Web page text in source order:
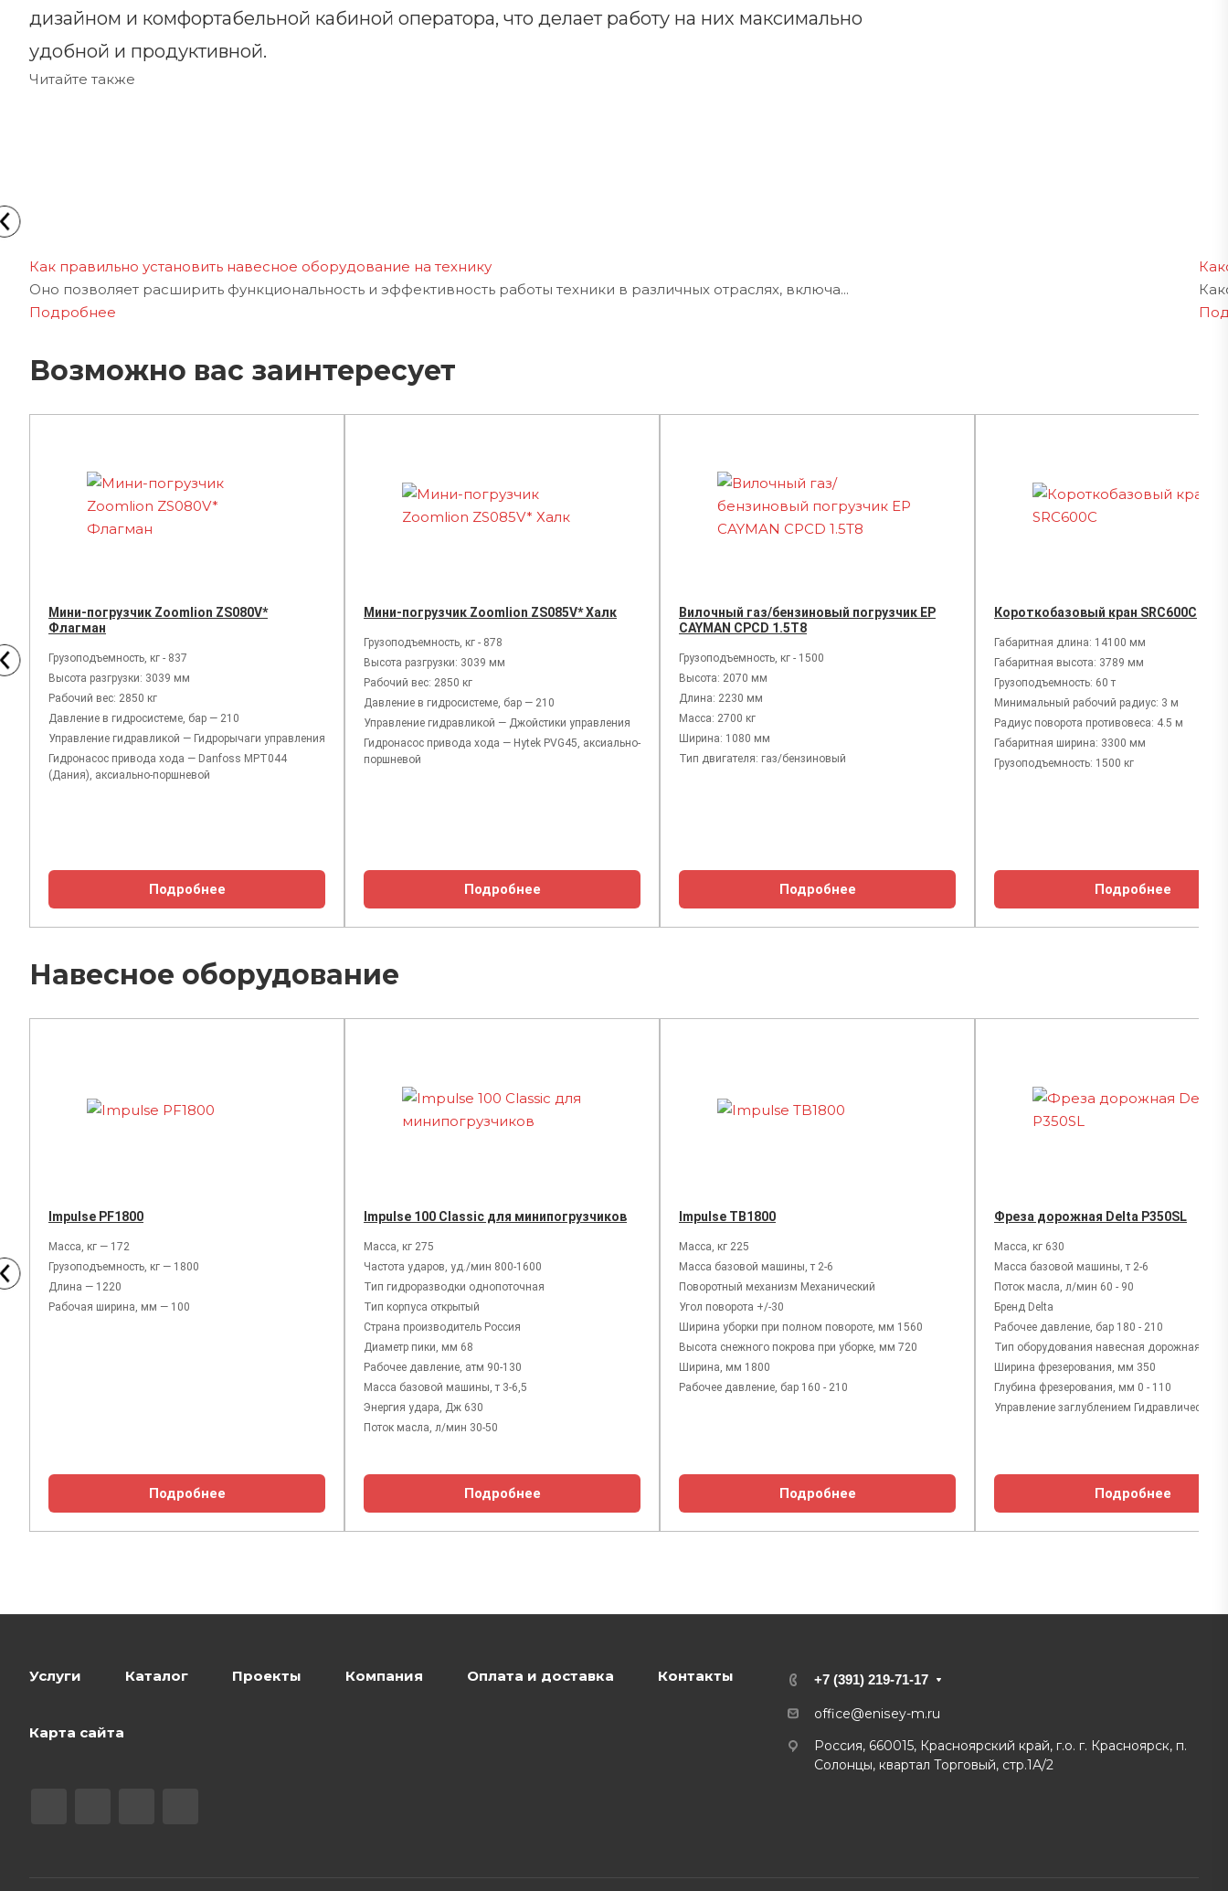
дизайном и комфортабельной кабиной оператора, что делает работу на них максимально
удобной и продуктивной.
Читайте также
Как правильно установить навесное оборудование на технику
Оно позволяет расширить функциональность и эффективность работы техники в различных отраслях, включа...
Подробнее
Возможно вас заинтересует
Мини-погрузчик Zoomlion ZS080V*
Флагман
Грузоподъемность, кг - 837
Высота разгрузки: 3039 мм
Рабочий вес: 2850 кг
Давление в гидросистеме, бар — 210
Управление гидравликой — Гидрорычаги управления
Гидронасос привода хода — Danfoss MPT044
(Дания), аксиально-поршневой
Подробнее
Мини-погрузчик Zoomlion ZS085V* Халк
Грузоподъемность, кг - 878
Высота разгрузки: 3039 мм
Рабочий вес: 2850 кг
Давление в гидросистеме, бар — 210
Управление гидравликой — Джойстики управления
Гидронасос привода хода — Hytek PVG45, аксиально-
поршневой
Подробнее
Вилочный газ/бензиновый погрузчик EP
CAYMAN CPCD 1.5T8
Грузоподъемность, кг - 1500
Высота: 2070 мм
Длина: 2230 мм
Масса: 2700 кг
Ширина: 1080 мм
Тип двигателя: газ/бензиновый
Подробнее
Короткобазовый кран SRC600C
Габаритная длина: 14100 мм
Габаритная высота: 3789 мм
Грузоподъемность: 60 т
Минимальный рабочий радиус: 3 м
Радиус поворота противовеса: 4.5 м
Габаритная ширина: 3300 мм
Грузоподъемность: 1500 кг
Подробнее
Навесное оборудование
Impulse PF1800
Масса, кг — 172
Грузоподъемность, кг — 1800
Длина — 1220
Рабочая ширина, мм — 100
Подробнее
Impulse 100 Classic для минипогрузчиков
Масса, кг 275
Частота ударов, уд./мин 800-1600
Тип гидроразводки однопоточная
Тип корпуса открытый
Страна производитель Россия
Диаметр пики, мм 68
Рабочее давление, атм 90-130
Масса базовой машины, т 3-6,5
Энергия удара, Дж 630
Поток масла, л/мин 30-50
Подробнее
Impulse TB1800
Масса, кг 225
Масса базовой машины, т 2-6
Поворотный механизм Механический
Угол поворота +/-30
Ширина уборки при полном повороте, мм 1560
Высота снежного покрова при уборке, мм 720
Ширина, мм 1800
Рабочее давление, бар 160 - 210
Подробнее
Фреза дорожная Delta P350SL
Масса, кг 630
Масса базовой машины, т 2-6
Поток масла, л/мин 60 - 90
Бренд Delta
Рабочее давление, бар 180 - 210
Тип оборудования навесная дорожная
Ширина фрезерования, мм 350
Глубина фрезерования, мм 0 - 110
Управление заглублением Гидравлическое
Подробнее
Услуги Каталог Проекты Компания Оплата и доставка Контакты
Карта сайта
+7 (391) 219-71-17
office@enisey-m.ru
Россия, 660015, Красноярский край, г.о. г. Красноярск, п.
Солонцы, квартал Торговый, стр.1А/2